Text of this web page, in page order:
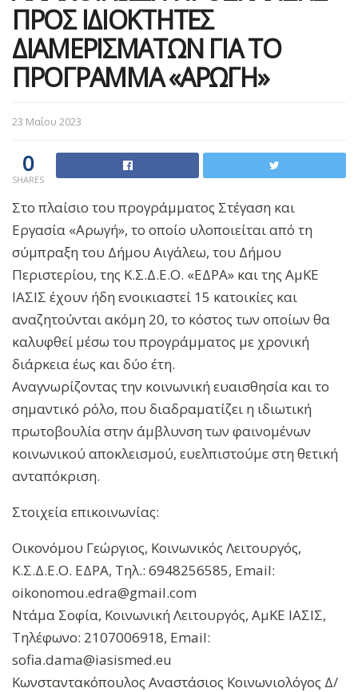
ΠΡΟΣ ΙΔΙΟΚΤΗΤΕΣ
ΔΙΑΜΕΡΙΣΜΑΤΩΝ ΓΙΑ ΤΟ
ΠΡΟΓΡΑΜΜΑ «ΑΡΩΓΗ»
23 Μαΐου 2023
0
SHARES
Στο πλαίσιο του προγράμματος Στέγαση και
Εργασία «Αρωγή», το οποίο υλοποιείται από τη
σύμπραξη του Δήμου Αιγάλεω, του Δήμου
Περιστερίου, της Κ.Σ.Δ.Ε.Ο. «ΕΔΡΑ» και της ΑμΚΕ
ΙΑΣΙΣ έχουν ήδη ενοικιαστεί 15 κατοικίες και
αναζητούνται ακόμη 20, το κόστος των οποίων θα
καλυφθεί μέσω του προγράμματος με χρονική
διάρκεια έως και δύο έτη.
Αναγνωρίζοντας την κοινωνική ευαισθησία και το
σημαντικό ρόλο, που διαδραματίζει η ιδιωτική
πρωτοβουλία στην άμβλυνση των φαινομένων
κοινωνικού αποκλεισμού, ευελπιστούμε στη θετική
ανταπόκριση.
Στοιχεία επικοινωνίας:
Οικονόμου Γεώργιος, Κοινωνικός Λειτουργός,
Κ.Σ.Δ.Ε.Ο. ΕΔΡΑ, Τηλ.: 6948256585, Email:
oikonomou.edra@gmail.com
Ντάμα Σοφία, Κοινωνική Λειτουργός, ΑμΚΕ ΙΑΣΙΣ,
Τηλέφωνο: 2107006918, Email:
sofia.dama@iasismed.eu
Κωνσταντακόπουλος Αναστάσιος Κοινωνιολόγος Δ/